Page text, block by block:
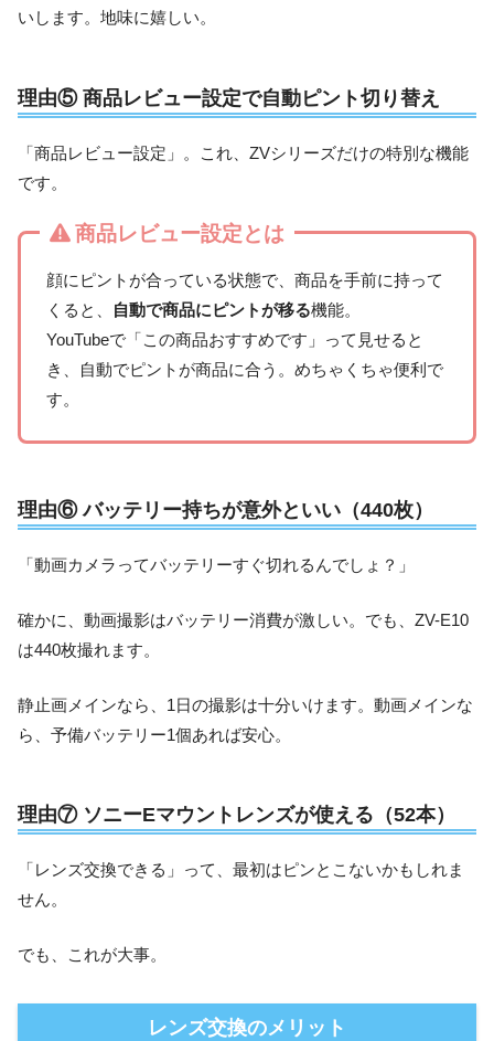
いします。地味に嬉しい。
理由⑤ 商品レビュー設定で自動ピント切り替え
「商品レビュー設定」。これ、ZVシリーズだけの特別な機能
です。
商品レビュー設定とは
顔にピントが合っている状態で、商品を手前に持って
くると、
自動で商品にピントが移る機能。
YouTubeで「この商品おすすめです」って見せると
き、自動でピントが商品に合う。めちゃくちゃ便利で
す。
理由⑥ バッテリー持ちが意外といい（440枚）
「動画カメラってバッテリーすぐ切れるんでしょ？」
確かに、動画撮影はバッテリー消費が激しい。でも、ZV-E10
は440枚撮れます。
静止画メインなら、1日の撮影は十分いけます。動画メインな
ら、予備バッテリー1個あれば安心。
理由⑦ ソニーEマウントレンズが使える（52本）
「レンズ交換できる」って、最初はピンとこないかもしれま
せん。
でも、これが大事。
レンズ交換のメリット